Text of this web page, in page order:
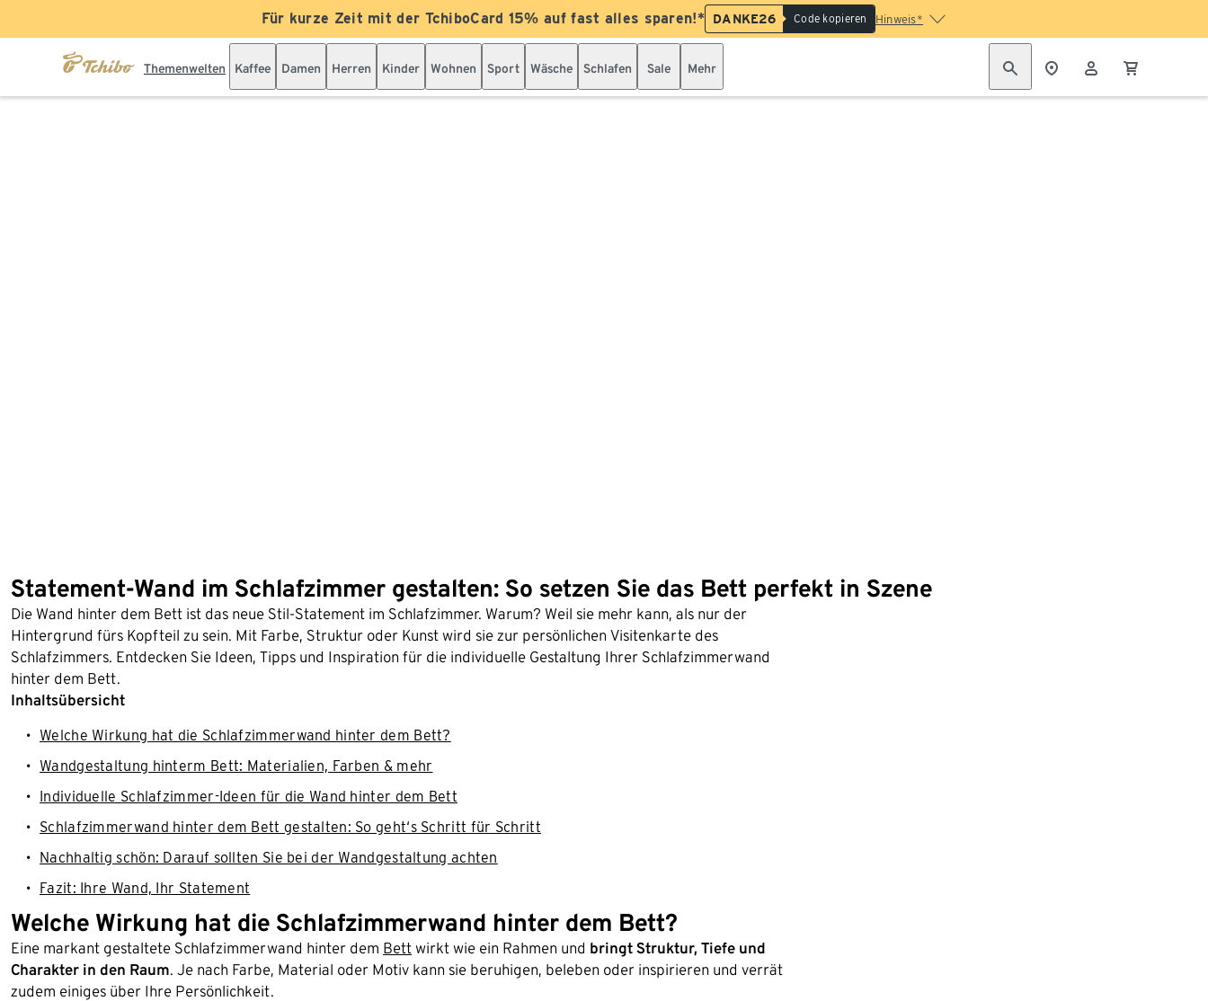
Für kurze Zeit mit der TchiboCard 15% auf fast alles sparen!* DANKE26 Code kopieren Hinweis*
Themenwelten Kaffee Damen Herren Kinder Wohnen Sport Wäsche Schlafen Sale Mehr
Statement-Wand im Schlafzimmer gestalten: So setzen Sie das Bett perfekt in Szene
Die Wand hinter dem Bett ist das neue Stil-Statement im Schlafzimmer. Warum? Weil sie mehr kann, als nur der
Hintergrund fürs Kopfteil zu sein. Mit Farbe, Struktur oder Kunst wird sie zur persönlichen Visitenkarte des
Schlafzimmers. Entdecken Sie Ideen, Tipps und Inspiration für die individuelle Gestaltung Ihrer Schlafzimmerwand
hinter dem Bett.
Inhaltsübersicht
Welche Wirkung hat die Schlafzimmerwand hinter dem Bett?
Wandgestaltung hinterm Bett: Materialien, Farben & mehr
Individuelle Schlafzimmer-Ideen für die Wand hinter dem Bett
Schlafzimmerwand hinter dem Bett gestalten: So geht‘s Schritt für Schritt
Nachhaltig schön: Darauf sollten Sie bei der Wandgestaltung achten
Fazit: Ihre Wand, Ihr Statement
Welche Wirkung hat die Schlafzimmerwand hinter dem Bett?
Eine markant gestaltete Schlafzimmerwand hinter dem Bett wirkt wie ein Rahmen und bringt Struktur, Tiefe und
Charakter in den Raum. Je nach Farbe, Material oder Motiv kann sie beruhigen, beleben oder inspirieren und verrät
zudem einiges über Ihre Persönlichkeit.